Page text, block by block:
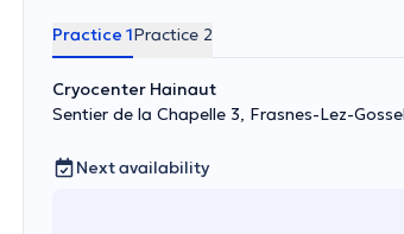
Practice 1Practice 2
Cryocenter Hainaut
Sentier de la Chapelle 3, Frasnes-Lez-
Next availability